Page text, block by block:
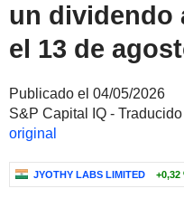
un dividendo
el 13 de
Publicado el 04/05/2026
S&P Capital IQ -
original
JYOTHY LABS LIMITED +0,32